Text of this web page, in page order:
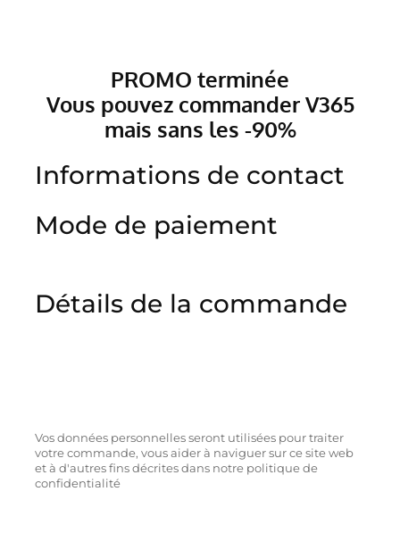
PROMO terminée
Vous pouvez commander V365
mais sans les -90%
Informations de contact
Mode de paiement
Détails de la commande
Vos données personnelles seront utilisées pour traiter
votre commande, vous aider à naviguer sur ce site web
et à d'autres fins décrites dans notre politique de
confidentialité